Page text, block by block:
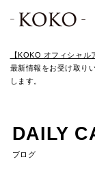
【KOKO オフィシャル
最新情報をお受け取り
します。
DAILY
ブログ